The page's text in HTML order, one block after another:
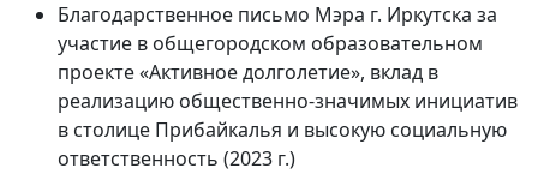
Благодарственное письмо Мэра г. Иркутска за
участие в общегородском образовательном
проекте «Активное долголетие», вклад в
реализацию общественно-значимых инициатив
в столице Прибайкалья и высокую социальную
ответственность (2023 г.)